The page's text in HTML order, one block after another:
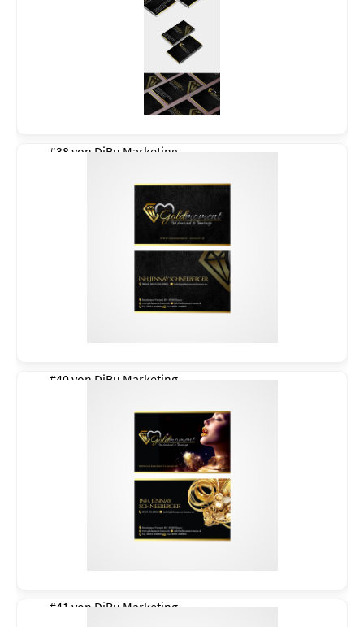
#38 von DiBu Marketing
#40 von DiBu Marketing
#41 von DiBu Marketing